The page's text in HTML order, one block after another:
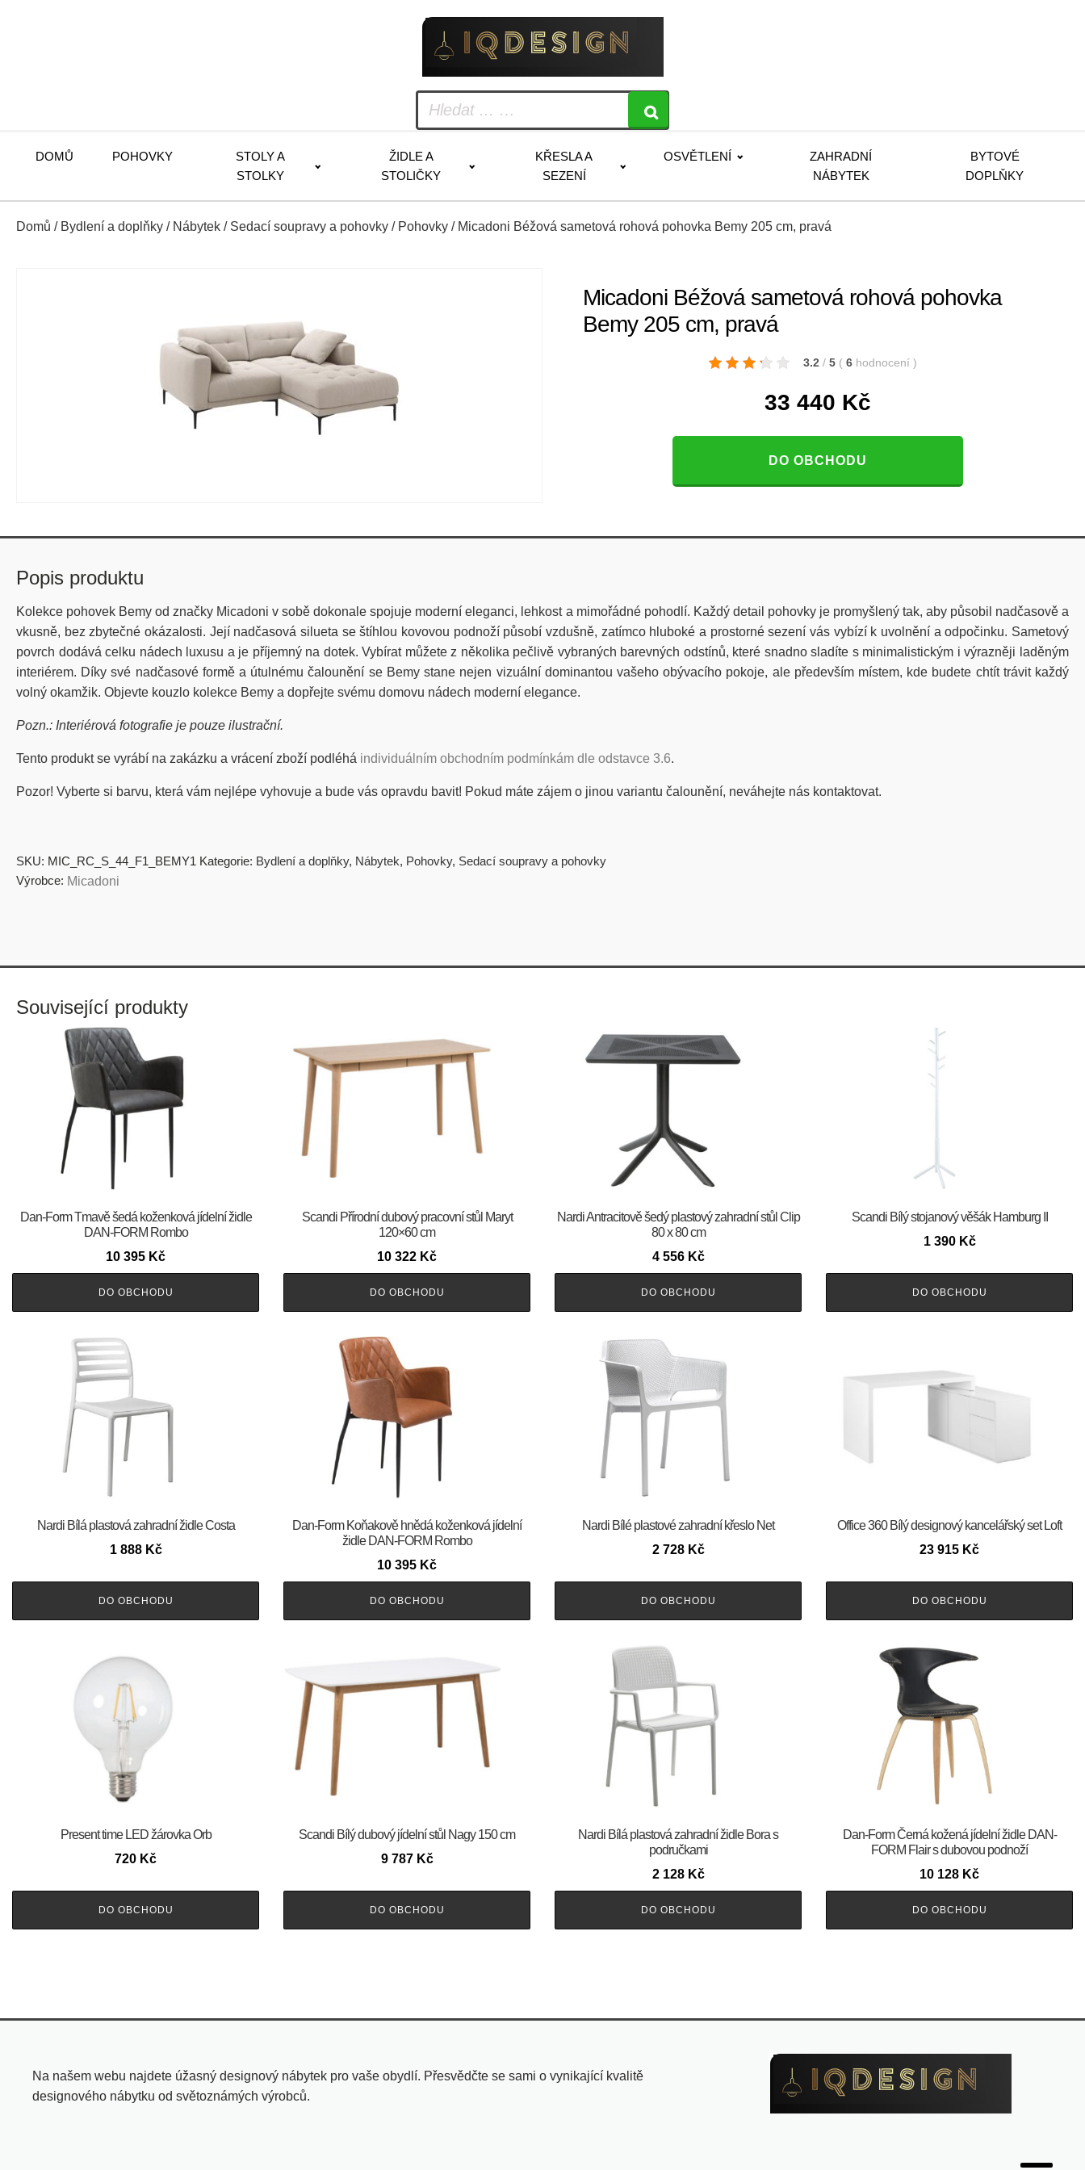
DOMŮ POHOVKY
STOLY A
STOLKY
ŽIDLE A
STOLIČKY
KŘESLA A
SEZENÍ
OSVĚTLENÍ
ZAHRADNÍ
NÁBYTEK
BYTOVÉ
DOPLŇKY
Domů / Bydlení a doplňky / Nábytek / Sedací soupravy a pohovky / Pohovky / Micadoni Béžová sametová rohová pohovka Bemy 205 cm, pravá
Micadoni Béžová sametová rohová pohovka
Bemy 205 cm, pravá
3.2 / 5 ( 6 hodnocení )
33 440 Kč
DO OBCHODU
Popis produktu
Kolekce pohovek Bemy od značky Micadoni v sobě dokonale spojuje moderní eleganci, lehkost a mimořádné pohodlí. Každý detail pohovky je promyšlený tak, aby působil nadčasově a
vkusně, bez zbytečné okázalosti. Její nadčasová silueta se štíhlou kovovou podnoží působí vzdušně, zatímco hluboké a prostorné sezení vás vybízí k uvolnění a odpočinku. Sametový
povrch dodává celku nádech luxusu a je příjemný na dotek. Vybírat můžete z několika pečlivě vybraných barevných odstínů, které snadno sladíte s minimalistickým i výrazněji laděným
interiérem. Díky své nadčasové formě a útulnému čalounění se Bemy stane nejen vizuální dominantou vašeho obývacího pokoje, ale především místem, kde budete chtít trávit každý
volný okamžik. Objevte kouzlo kolekce Bemy a dopřejte svému domovu nádech moderní elegance.
Pozn.: Interiérová fotografie je pouze ilustrační.
Tento produkt se vyrábí na zakázku a vrácení zboží podléhá individuálním obchodním podmínkám dle odstavce 3.6.
Pozor! Vyberte si barvu, která vám nejlépe vyhovuje a bude vás opravdu bavit! Pokud máte zájem o jinou variantu čalounění, neváhejte nás kontaktovat.
SKU: MIC_RC_S_44_F1_BEMY1 Kategorie: Bydlení a doplňky, Nábytek, Pohovky, Sedací soupravy a pohovky
Výrobce: Micadoni
Související produkty
​​​​​Dan-Form Tmavě šedá koženková jídelní židle
DAN-FORM Rombo
10 395 Kč
DO OBCHODU
Scandi Přírodní dubový pracovní stůl Maryt
120×60 cm
10 322 Kč
DO OBCHODU
Nardi Antracitově šedý plastový zahradní stůl Clip
80 x 80 cm
4 556 Kč
DO OBCHODU
Scandi Bílý stojanový věšák Hamburg II
1 390 Kč
DO OBCHODU
Nardi Bílá plastová zahradní židle Costa
1 888 Kč
DO OBCHODU
​​​​​Dan-Form Koňakově hnědá koženková jídelní
židle DAN-FORM Rombo
10 395 Kč
DO OBCHODU
Nardi Bílé plastové zahradní křeslo Net
2 728 Kč
DO OBCHODU
Office 360 Bílý designový kancelářský set Loft
23 915 Kč
DO OBCHODU
Present time LED žárovka Orb
720 Kč
DO OBCHODU
Scandi Bílý dubový jídelní stůl Nagy 150 cm
9 787 Kč
DO OBCHODU
Nardi Bílá plastová zahradní židle Bora s
područkami
2 128 Kč
DO OBCHODU
​​​​​Dan-Form Černá kožená jídelní židle DAN-
FORM Flair s dubovou podnoží
10 128 Kč
DO OBCHODU
Na našem webu najdete úžasný designový nábytek pro vaše obydlí. Přesvědčte se sami o vynikající kvalitě
designového nábytku od světoznámých výrobců.